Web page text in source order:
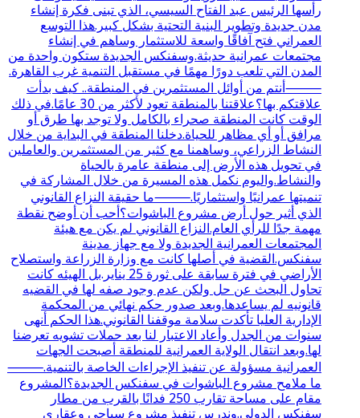
رأسها الرئيس عبد الفتاح السيسي، الذي تبنى فكرة إنشاء
مدن جديدة وتطوير البنية التحتية بشكل كبير.هذا التوسع
العمراني فتح آفاقًا واسعة للاستثمار وساهم في إنشاء
مجتمعات عمرانية حديثة.وسفنكس الجديدة ستكون واحدة من
المدن التي تلعب دورًا مهمًا في مستقبل التنمية غرب القاهرة.
⸻أنتم من أوائل المستثمرين في المنطقة.. كيف بدأت
علاقتكم بها؟علاقتنا بالمنطقة تعود لأكثر من 30 عامًا.في ذلك
الوقت كانت المنطقة صحراء بالكامل ولا توجد بها طرق أو
مرافق أو أي مظاهر للحياة.دخلنا المنطقة في البداية من خلال
النشاط الزراعي، وساهمنا مع كثير من المستثمرين والعاملين
في تحويل هذه الأرض إلى منطقة عامرة بالحياة
والنشاط.واليوم نكمل هذه المسيرة من خلال المشاركة في
تنميتها عمرانيًا واستثماريًا.⸻ما حقيقة النزاع القانوني
الذي أثير حول أرض مشروع الباشوات؟أحب أن أوضح نقطة
مهمة جدًا للرأي العام.النزاع القانوني لم يكن مع هيئة
المجتمعات العمرانية الجديدة ولا مع جهاز مدينة
سفنكس.القضية في أصلها كانت مع وزارة الزراعة واستصلاح
الأراضي في فترة سابقة على ثورة 25 يناير.بل الهيئه كانت
تحاول البحث عن حل ولكن عدم وجود صفه لها في القضيه
قانونيه لم يساعدها.وبعد صدور حكم نهائي من المحكمة
الإدارية العليا تأكدت سلامة موقفنا القانوني.هذا الحكم أنهى
سنوات من الجدل وأعاد الاعتبار لنا بعد حملات تشويه تعرضنا
لها.وبعد انتقال الولاية العمرانية للمنطقة أصبحت الجهات
العمرانية مسؤولة عن تنفيذ الإجراءات الخاصة بالتنمية.⸻
ما ملامح مشروع الباشوات في سفنكس الجديدة؟المشروع
مقام على مساحة تقارب 250 فدانًا بالقرب من مطار
سفنكس الدولي.وندرس تنفيذ مشروع سياحي وعقاري